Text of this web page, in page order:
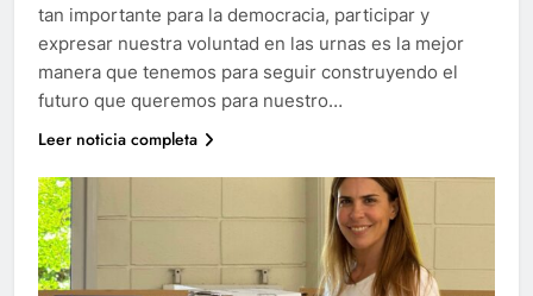
tan importante para la democracia, participar y
expresar nuestra voluntad en las urnas es la mejor
manera que tenemos para seguir construyendo el
futuro que queremos para nuestro…
Leer noticia completa